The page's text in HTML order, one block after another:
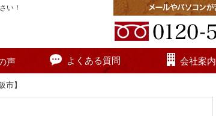
い！
声 よくある質問 会社案内
市】